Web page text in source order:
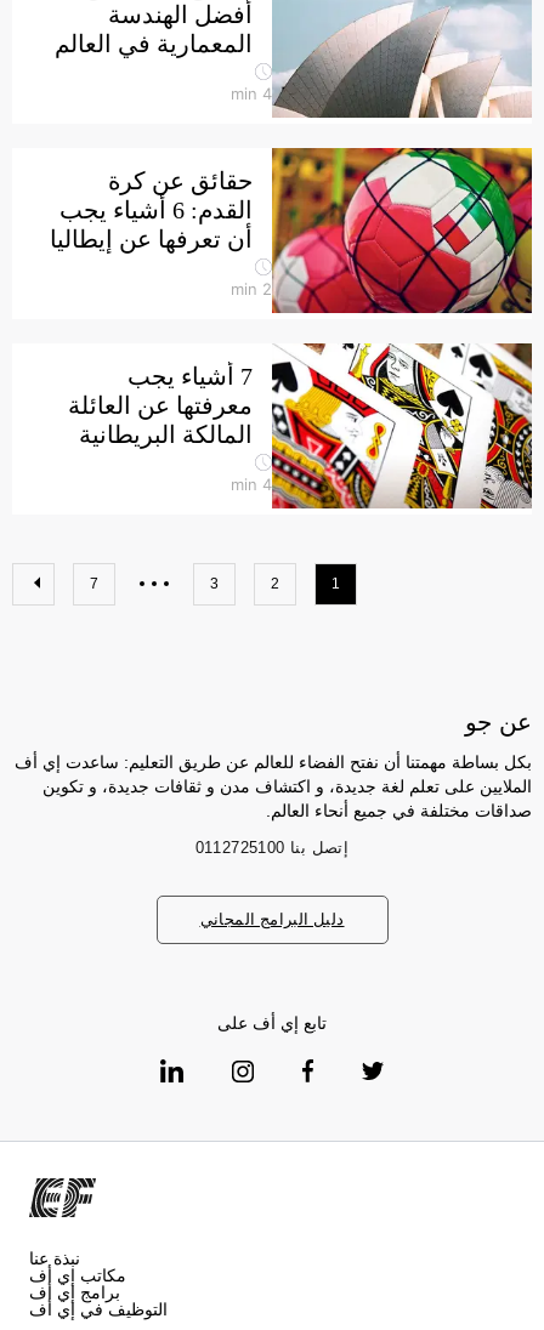
أفضل الهندسة
المعمارية في العالم
4
min
حقائق عن كرة
القدم: 6 أشياء يجب
أن تعرفها عن إيطاليا
2
min
7 أشياء يجب
معرفتها عن العائلة
المالكة البريطانية
4
min
1
2
3
7
عن جو
بكل بساطة مهمتنا أن نفتح الفضاء للعالم عن طريق التعليم: ساعدت إي أف
الملايين على تعلم لغة جديدة، و اكتشاف مدن و ثقافات جديدة، و تكوين
صداقات مختلفة في جميع أنحاء العالم.
إتصل بنا 0112725100
دليل البرامج المجاني
تابع إي أف على
نبذة عنا
مكاتب إي أف
برامج إي أف
التوظيف في إي أف